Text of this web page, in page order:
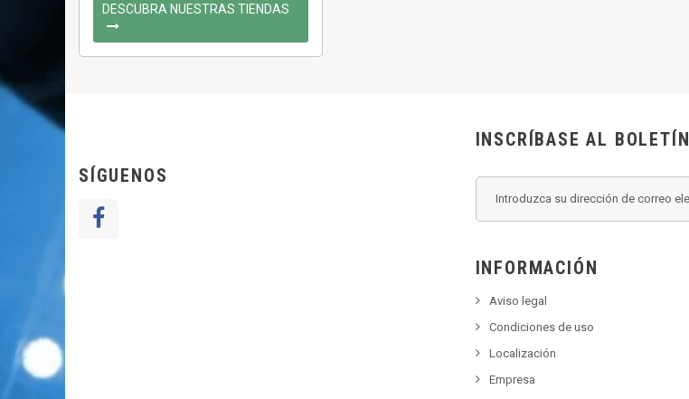
DESCUBRA NUESTRAS TIENDAS
SÍGUENOS
INSCRÍBASE AL BOLETÍN
INFORMACIÓN
Aviso legal
Condiciones de uso
Localización
Empresa